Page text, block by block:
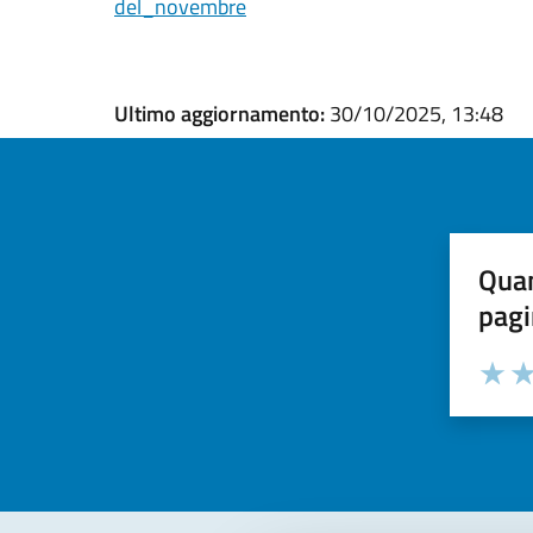
del_novembre
Ultimo aggiornamento:30/10/2025, 13:48
Valuta